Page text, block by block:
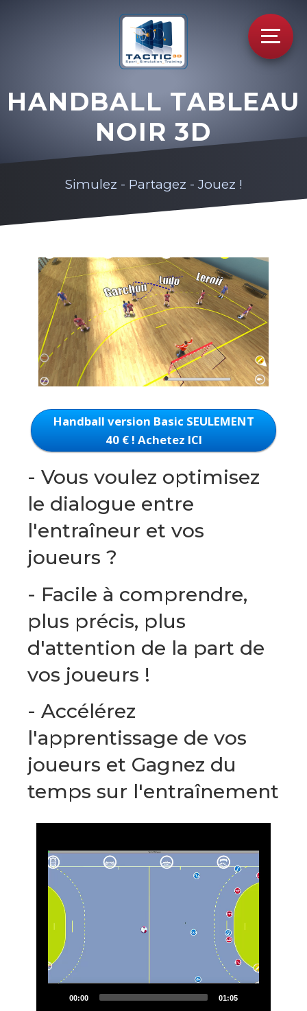
HANDBALL TABLEAU
NOIR 3D
Simulez - Partagez - Jouez !
Handball version Basic SEULEMENT
40 € ! Achetez ICI
- Vous voulez optimisez
le dialogue entre
l'entraîneur et vos
joueurs ?
- Facile à comprendre,
plus précis, plus
d'attention de la part de
vos joueurs !
- Accélérez
l'apprentissage de vos
joueurs et Gagnez du
temps sur l'entraînement
Player
00:00 01:05